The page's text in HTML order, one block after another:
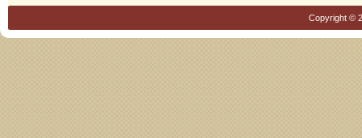
Copyright ©